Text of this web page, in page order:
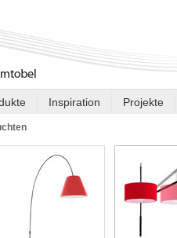
Inspiration Projekte